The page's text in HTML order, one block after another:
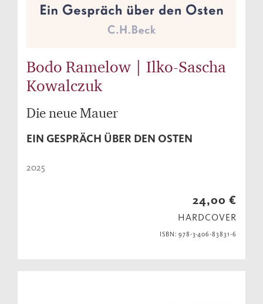
Bodo Ramelow | Ilko-Sascha
Kowalczuk
Die neue Mauer
EIN GESPRÄCH ÜBER DEN OSTEN
2025
24,00 €
HARDCOVER
ISBN: 978-3-406-83831-6